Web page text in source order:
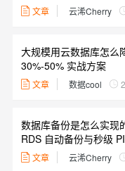
文章 云浠Cherry
大规模用云数据库怎么
30%-50% 实战方案
文章 数据cool
数据库备份是怎么实
RDS 自动备份与秒级
文章 云浠Cherry